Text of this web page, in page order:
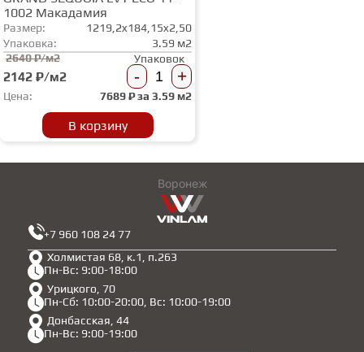
1002 Макадамия
Размер:
1219,2x184,15x2,50
Упаковка:
3.59 м2
2640 ₽/м2
2142 ₽/м2
Упаковок
- +
Цена: 7689₽ за 3.59 м2
В корзину
Воронеж
Холмистая 68, к.1, п.263
Пн-Вс: 9:00-18:00
Урицкого, 70
Пн-Сб: 10:00-20:00, Вс: 10:00-19:00
Донбасская, 44
Пн-Вс: 9:00-19:00
+7 960 108 24 77